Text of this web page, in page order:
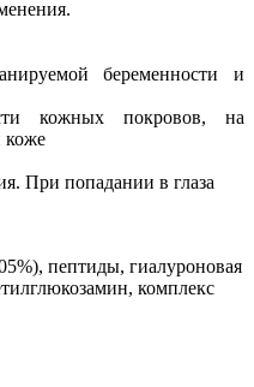
беременности и
кожных покровов, на
коже
При попадании в глаза
пептиды, гиалуроновая
комплекс